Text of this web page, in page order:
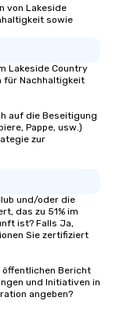
von Lakeside
sowie
Lakeside Country
für Nachhaltigkeit
auf die Beseitigung
Pappe, usw.)
zur
und/oder die
das zu 51% im
ist? Falls Ja,
Sie zertifiziert
öffentlichen Bericht
und Initiativen in
angeben?